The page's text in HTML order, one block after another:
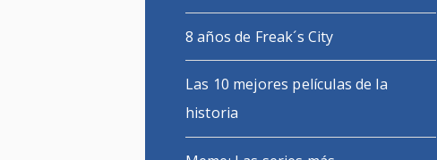
8 años de Freak´s City
Las 10 mejores películas de la
historia